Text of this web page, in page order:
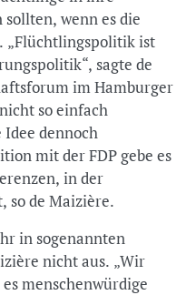
wenn es die
„Flüchtlingspolitik ist
sagte de
im Hamburger
so einfach
dennoch
mit der FDP gebe es
in der
so de Maizière.
in sogenannten
nicht aus. „Wir
menschenwürdige